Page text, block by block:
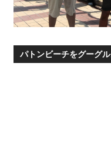
パトンビーチをグーグ